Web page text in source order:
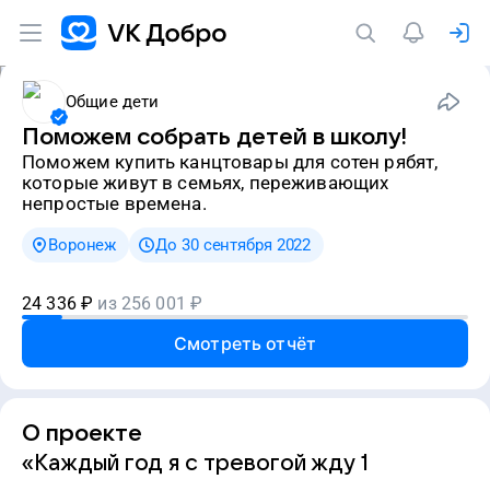
Общие дети
Поможем собрать детей в школу!
Поможем купить канцтовары для сотен рябят,
которые живут в семьях, переживающих
непростые времена.
Воронеж До 30 сентября 2022
24 336 ₽ из 256 001 ₽
Смотреть отчёт
О проекте
«Каждый год я с тревогой жду 1